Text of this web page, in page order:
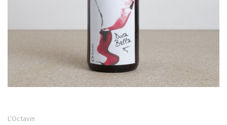
L'Octavin